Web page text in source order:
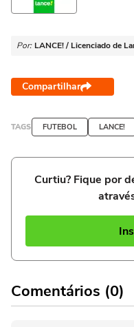
Por: LANCE! / Licenciado de
Compartilhar
TAGS FUTEBOL LANCE!
Curtiu? Fique por
Comentários (0)